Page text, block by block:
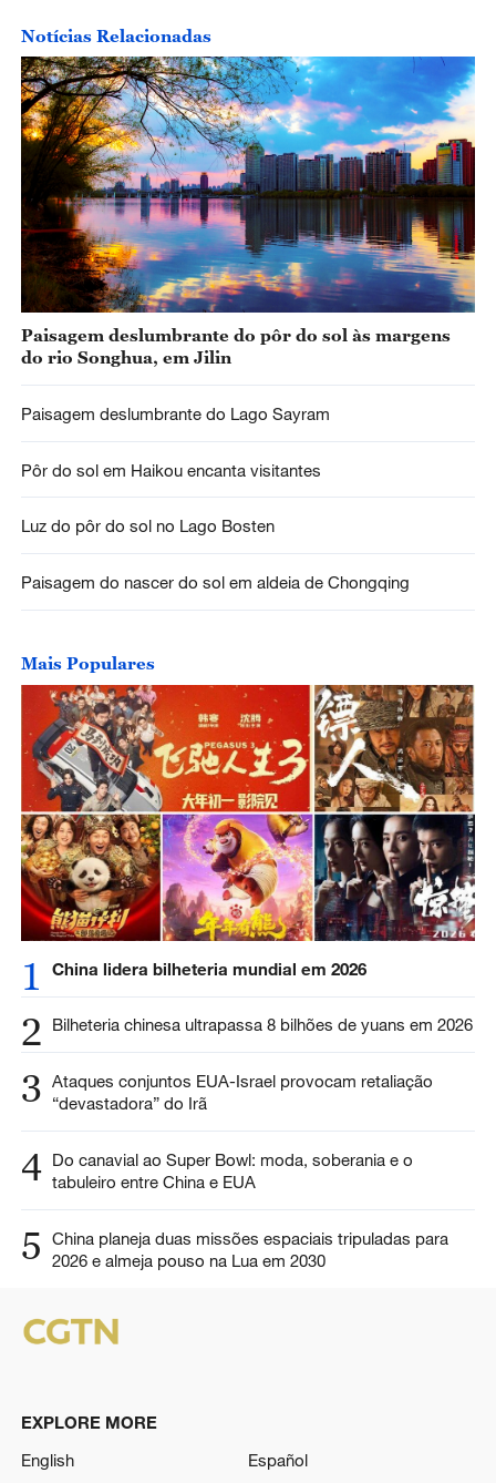
Notícias Relacionadas
Paisagem deslumbrante do pôr do sol às margens
do rio Songhua, em Jilin
Paisagem deslumbrante do Lago Sayram
Pôr do sol em Haikou encanta visitantes
Luz do pôr do sol no Lago Bosten
Paisagem do nascer do sol em aldeia de Chongqing
Mais Populares
1 China lidera bilheteria mundial em 2026
2 Bilheteria chinesa ultrapassa 8 bilhões de yuans em 2026
3 Ataques conjuntos EUA-Israel provocam retaliação
“devastadora” do Irã
4 Do canavial ao Super Bowl: moda, soberania e o
tabuleiro entre China e EUA
5
China planeja duas missões espaciais tripuladas para
2026 e almeja pouso na Lua em 2030
EXPLORE MORE
English
Español